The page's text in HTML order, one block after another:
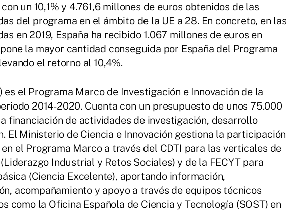
un 10,1% y 4.761,6 millones de euros obtenidos de las
del programa en el ámbito de la UE a 28. En concreto, en las
en 2019, España ha recibido 1.067 millones de euros en
la mayor cantidad conseguida por España del Programa
el retorno al 10,4%.
el Programa Marco de Investigación e Innovación de la
2014-2020. Cuenta con un presupuesto de unos 75.000
financiación de actividades de investigación, desarrollo
El Ministerio de Ciencia e Innovación gestiona la participación
el Programa Marco a través del CDTI para las verticales de
Industrial y Retos Sociales) y de la FECYT para
(Ciencia Excelente), aportando información,
acompañamiento y apoyo a través de equipos técnicos
como la Oficina Española de Ciencia y Tecnología (SOST) en